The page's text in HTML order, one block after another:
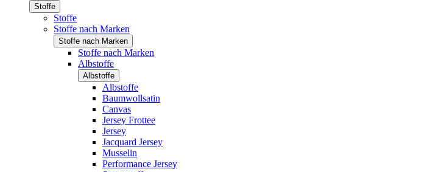
Stoffe
Stoffe
Stoffe nach Marken
Stoffe nach Marken
Stoffe nach Marken
Albstoffe
Albstoffe
Albstoffe
Baumwollsatin
Canvas
Jersey Frottee
Jersey
Jacquard Jersey
Musselin
Performance Jersey